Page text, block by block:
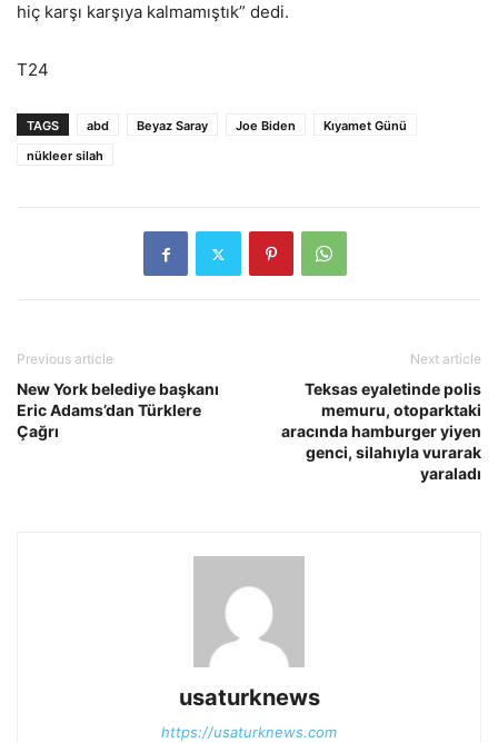
hiç karşı karşıya kalmamıştık” dedi.
T24
TAGS abd Beyaz Saray Joe Biden
Kıyamet Günü
nükleer silah
Previous article
New York belediye başkanı
Eric Adams’dan Türklere
Çağrı
Next article
Teksas eyaletinde polis
memuru, otoparktaki
aracında hamburger yiyen
genci, silahıyla vurarak
yaraladı
usaturknews
https://usaturknews.com